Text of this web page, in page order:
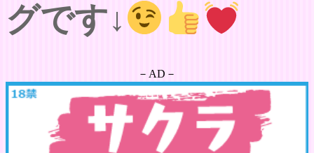
グです↓
－AD－